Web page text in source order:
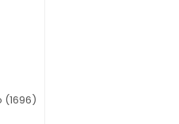
(1696)